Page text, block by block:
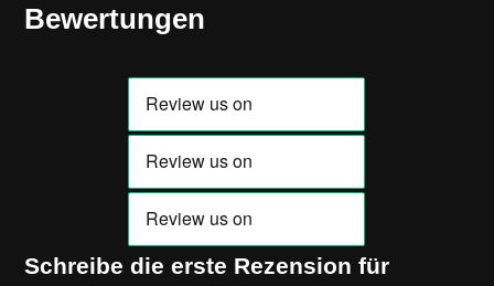
Bewertungen
Schreibe die erste Rezension für